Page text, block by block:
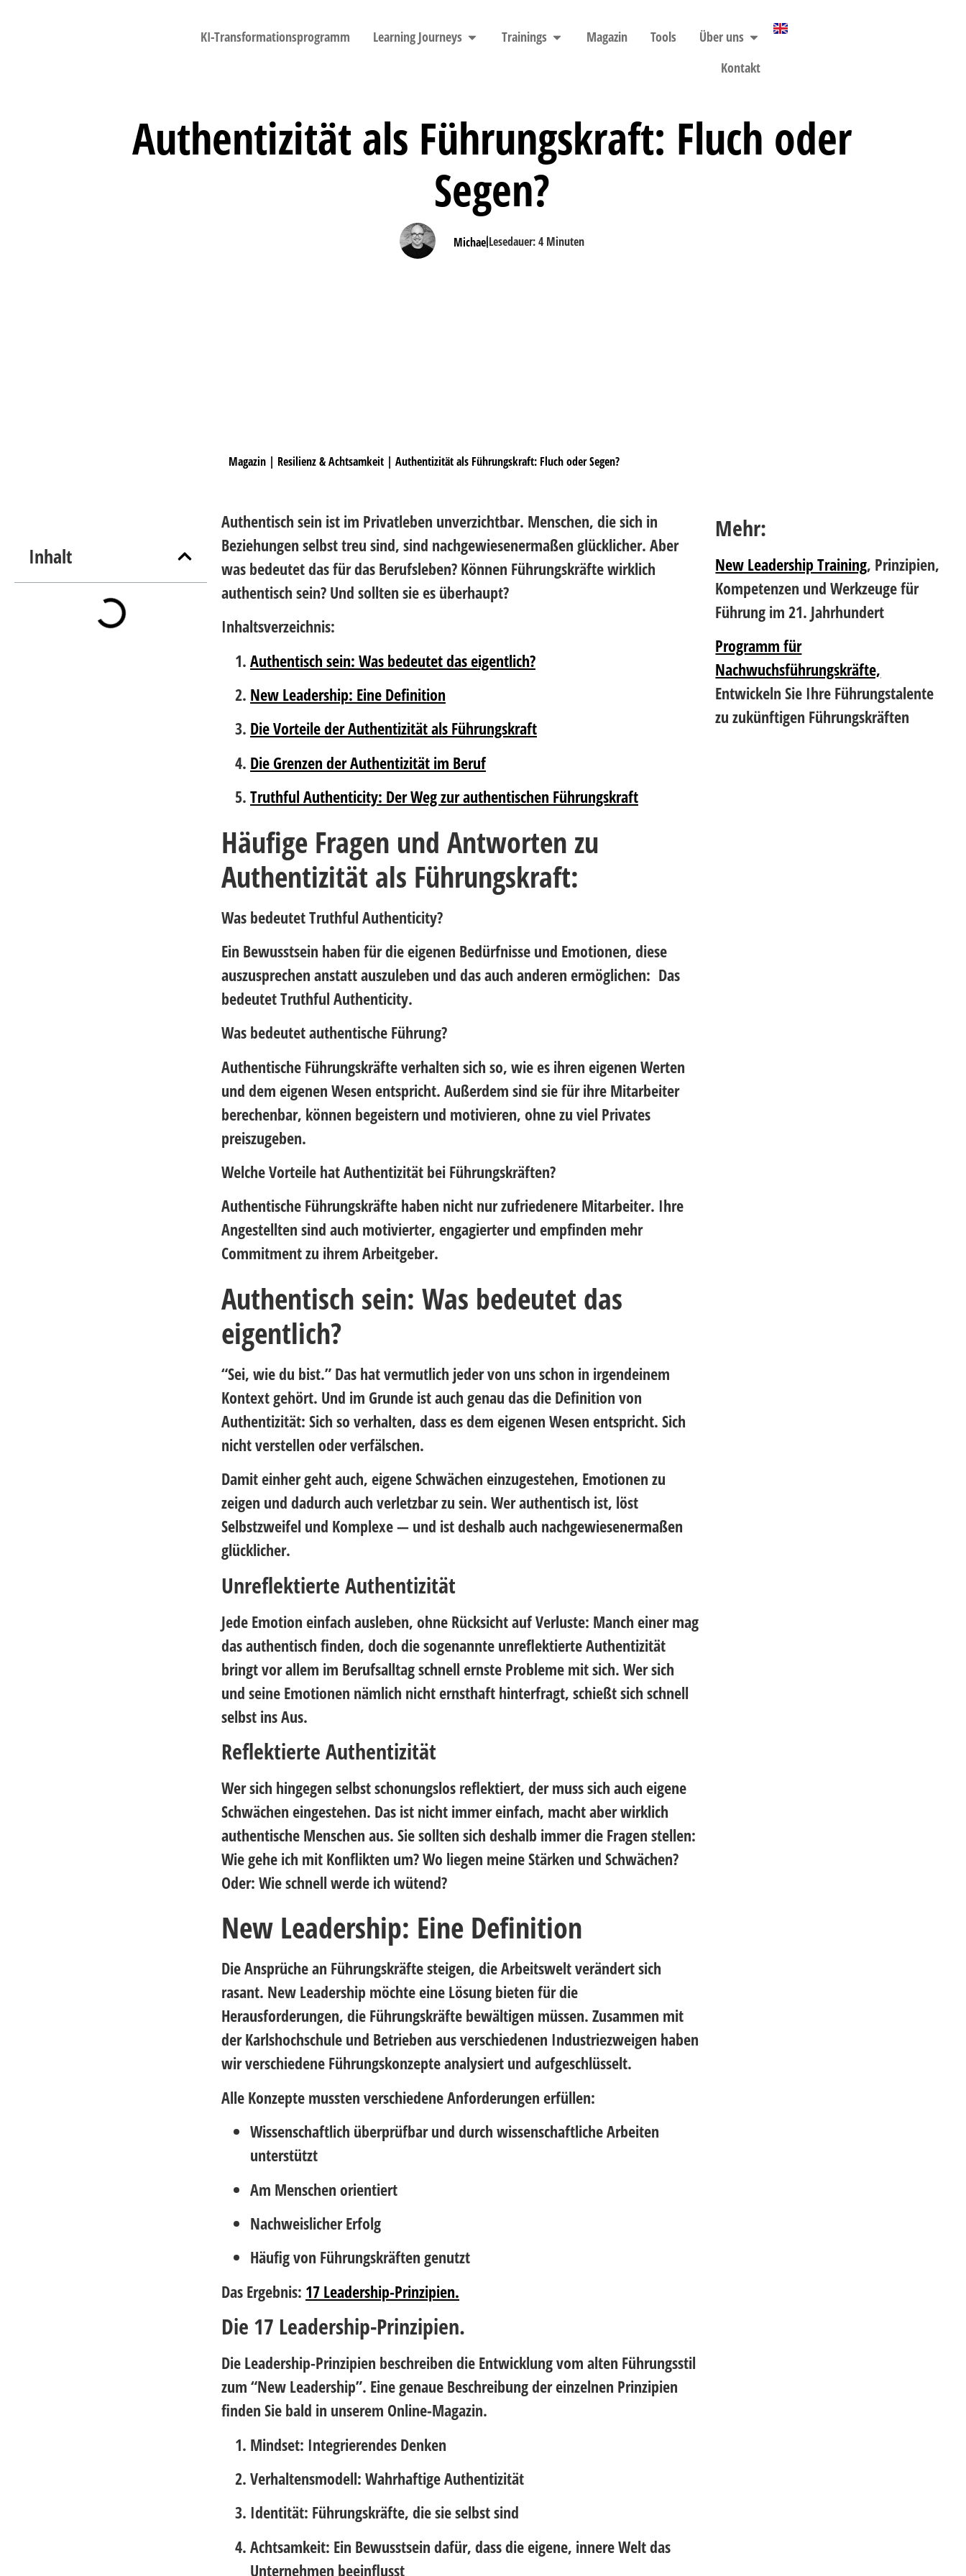
KI-Transformationsprogramm Learning Journeys Trainings Magazin Tools
Über uns
Kontakt
Authentizität als Führungskraft: Fluch oder
Segen?
Michael
|Lesedauer:4 Minuten
Magazin | Resilienz & Achtsamkeit |Authentizität als Führungskraft: Fluch oder Segen?
Inhalt
Authentisch sein ist im Privatleben unverzichtbar. Menschen, die sich in
Beziehungen selbst treu sind, sind nachgewiesenermaßen glücklicher. Aber
was bedeutet das für das Berufsleben? Können Führungskräfte wirklich
authentisch sein? Und sollten sie es überhaupt?
Inhaltsverzeichnis:
Authentisch sein: Was bedeutet das eigentlich?
New Leadership: Eine Definition
Die Vorteile der Authentizität als Führungskraft
Die Grenzen der Authentizität im Beruf
Truthful Authenticity: Der Weg zur authentischen Führungskraft
Häufige Fragen und Antworten zu
Authentizität als Führungskraft:
Was bedeutet Truthful Authenticity?
Ein Bewusstsein haben für die eigenen Bedürfnisse und Emotionen, diese
auszusprechen anstatt auszuleben und das auch anderen ermöglichen: Das
bedeutet Truthful Authenticity.
Was bedeutet authentische Führung?
Authentische Führungskräfte verhalten sich so, wie es ihren eigenen Werten
und dem eigenen Wesen entspricht. Außerdem sind sie für ihre Mitarbeiter
berechenbar, können begeistern und motivieren, ohne zu viel Privates
preiszugeben.
Welche Vorteile hat Authentizität bei Führungskräften?
Authentische Führungskräfte haben nicht nur zufriedenere Mitarbeiter. Ihre
Angestellten sind auch motivierter, engagierter und empfinden mehr
Commitment zu ihrem Arbeitgeber.
Authentisch sein: Was bedeutet das
eigentlich?
“Sei, wie du bist.” Das hat vermutlich jeder von uns schon in irgendeinem
Kontext gehört. Und im Grunde ist auch genau das die Definition von
Authentizität: Sich so verhalten, dass es dem eigenen Wesen entspricht. Sich
nicht verstellen oder verfälschen.
Damit einher geht auch, eigene Schwächen einzugestehen, Emotionen zu
zeigen und dadurch auch verletzbar zu sein. Wer authentisch ist, löst
Selbstzweifel und Komplexe — und ist deshalb auch nachgewiesenermaßen
glücklicher.
Unreflektierte Authentizität
Jede Emotion einfach ausleben, ohne Rücksicht auf Verluste: Manch einer mag
das authentisch finden, doch die sogenannte unreflektierte Authentizität
bringt vor allem im Berufsalltag schnell ernste Probleme mit sich. Wer sich
und seine Emotionen nämlich nicht ernsthaft hinterfragt, schießt sich schnell
selbst ins Aus.
Reflektierte Authentizität
Wer sich hingegen selbst schonungslos reflektiert, der muss sich auch eigene
Schwächen eingestehen. Das ist nicht immer einfach, macht aber wirklich
authentische Menschen aus. Sie sollten sich deshalb immer die Fragen stellen:
Wie gehe ich mit Konflikten um? Wo liegen meine Stärken und Schwächen?
Oder: Wie schnell werde ich wütend?
New Leadership: Eine Definition
Die Ansprüche an Führungskräfte steigen, die Arbeitswelt verändert sich
rasant. New Leadership möchte eine Lösung bieten für die
Herausforderungen, die Führungskräfte bewältigen müssen. Zusammen mit
der Karlshochschule und Betrieben aus verschiedenen Industriezweigen haben
wir verschiedene Führungskonzepte analysiert und aufgeschlüsselt.
Alle Konzepte musstenverschiedene Anforderungen erfüllen:
Wissenschaftlich überprüfbar und durch wissenschaftliche Arbeiten
unterstützt
Am Menschen orientiert
Nachweislicher Erfolg
Häufig von Führungskräften genutzt
Das Ergebnis: 17 Leadership-Prinzipien.
Die 17 Leadership-Prinzipien.
Die Leadership-Prinzipien beschreiben die Entwicklung vom alten Führungsstil
zum “New Leadership”. Eine genaue Beschreibung der einzelnen Prinzipien
finden Sie bald in unserem Online-Magazin.
Mindset: Integrierendes Denken
Verhaltensmodell:Wahrhaftige Authentizität
Identität: Führungskräfte, die sie selbst sind
Achtsamkeit: Ein Bewusstsein dafür, dass die eigene, innere Welt das
Unternehmen beeinflusst
Mehr:
New Leadership Training, Prinzipien,
Kompetenzen und Werkzeuge für
Führung im 21. Jahrhundert
Programm für
Nachwuchsführungskräfte,
Entwickeln Sie Ihre Führungstalente
zu zukünftigen Führungskräften